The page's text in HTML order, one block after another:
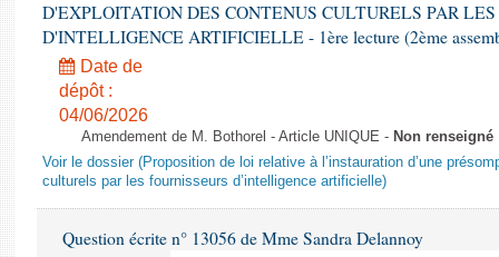
Budget et sécurité sociale
Questions écrites et orales
Comptes rendus des débats
D'EXPLOITATION DES CONTENUS CULTURELS PAR LES
D'INTELLIGENCE ARTIFICIELLE - 1ère lecture (2ème
Date de
dépôt :
04/06/2026
Amendement de M. Bothorel - Article UNIQUE - Non renseigné
Voir le dossier (Proposition de loi relative à l’instauration d’une
culturels par les fournisseurs d’intelligence artificielle)
Question écrite n° 13056 de Mme Sandra Delannoy